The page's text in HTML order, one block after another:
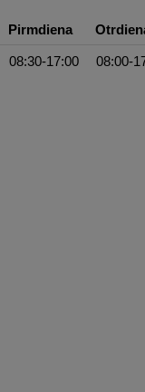
Pirmdiena
08:30-17:00 08:00-